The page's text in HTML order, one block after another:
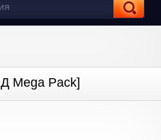
Mega Pack]